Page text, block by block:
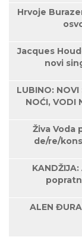
Hrvoje
Jacques
novi
LUBINO: NOVI
NOĆI, VODI
Živa Voda
de/re/
ALEN